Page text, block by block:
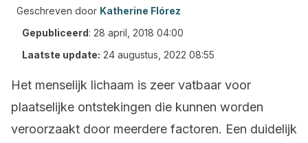
Geschreven door Katherine Flórez
Gepubliceerd: 28 april, 2018 04:00
Laatste update: 24 augustus, 2022 08:55
Het menselijk lichaam is zeer vatbaar voor
plaatselijke ontstekingen die kunnen worden
veroorzaakt door meerdere factoren. Een duidelijk